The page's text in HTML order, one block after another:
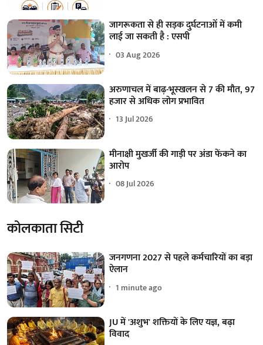
जागरूकता से ही सड़क दुर्घटनाओं में कमी
लाई जा सकती है : एसपी
03 Aug 2026
अरुणाचल में बाढ़-भूस्खलन से 7 की मौत, 97
हजार से अधिक लोग प्रभावित
13 Jul 2026
मीनाक्षी मुखर्जी की गाड़ी पर अंडा फेंकने का
आरोप
08 Jul 2026
कोलकाता सिटी
जनगणना 2027 से पहले कर्मचारियों का बड़ा
ऐलान
1 minute ago
JU में 'अशुभ' शक्तियों के लिए यज्ञ, बढ़ा
विवाद